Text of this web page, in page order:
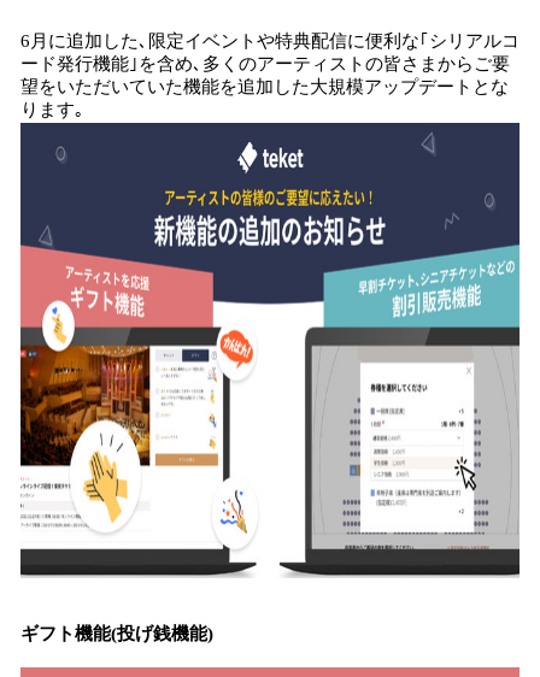
中
で
す
6月に追加した､限定イベントや特典配信に便利な｢シリアルコ
ード発行機能｣を含め､多くのアーティストの皆さまからご要
望をいただいていた機能を追加した大規模アップデートとな
ります｡
ギフト機能(投げ銭機能)